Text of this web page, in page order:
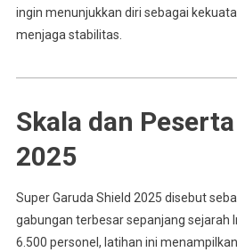
ingin menunjukkan diri sebagai
menjaga stabilitas.
Skala dan
2025
Super Garuda Shield 2025 disebut
gabungan terbesar sepanjang sejarah
6.500 personel, latihan ini